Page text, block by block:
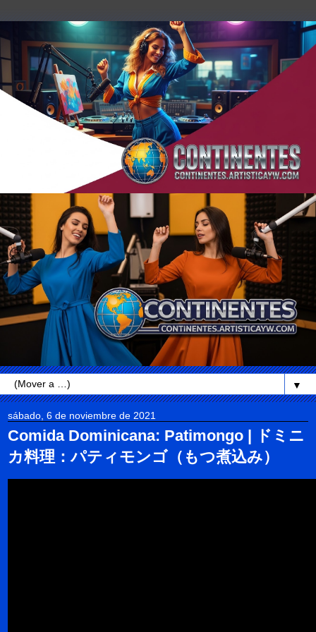
▼
sábado, 6 de noviembre de 2021
Comida Dominicana: Patimongo | ドミニ
カ料理：パティモンゴ（もつ煮込み）